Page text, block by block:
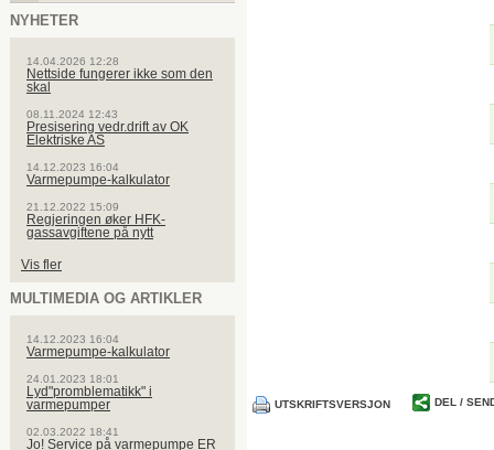
NYHETER
14.04.2026 12:28
Nettside fungerer ikke som den
skal
08.11.2024 12:43
Presisering vedr.drift av OK
Elektriske AS
14.12.2023 16:04
Varmepumpe-kalkulator
21.12.2022 15:09
Regjeringen øker HFK-
gassavgiftene på nytt
Vis fler
MULTIMEDIA OG ARTIKLER
14.12.2023 16:04
Varmepumpe-kalkulator
24.01.2023 18:01
Lyd"promblematikk" i
varmepumper
02.03.2022 18:41
Jo! Service på varmepumpe ER
UTSKRIFTSVERSJON DEL /